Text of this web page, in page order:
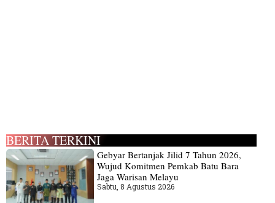
BERITA TERKINI
Gebyar Bertanjak Jilid 7 Tahun 2026,
Wujud Komitmen Pemkab Batu Bara
Jaga Warisan Melayu
Sabtu, 8 Agustus 2026